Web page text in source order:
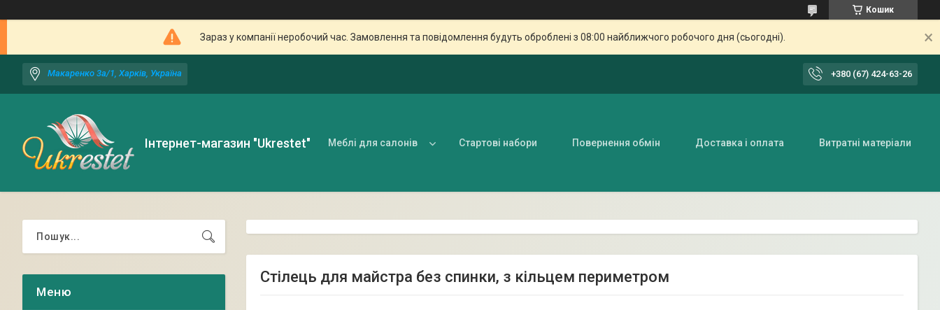
Кошик
Зараз у компанії неробочий час. Замовлення та повідомлення будуть оброблені з 08:00 найближчого робочого дня (сьогодні).
Макаренко 3а/1, Харків, Україна +380 (67) 424-63-26
Інтернет-магазин "Ukrestet" Меблі для салонів Стартові набори Повернення обмін Доставка і оплата Витратні матеріали
Стілець для майстра без спинки, з кільцем периметром